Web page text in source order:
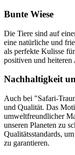
Bunte Wiese
Die Tiere sind auf
eine natürliche und
als perfekte Kulisse
positiven und
Nachhaltigkeit
Auch bei "Safari-
und Qualität. Das
umweltfreundlicher
unseren Planeten zu
Qualitätsstandards,
zu garantieren.